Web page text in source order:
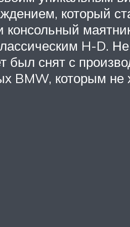
который
H-D.
был снят с
BMW, которым не